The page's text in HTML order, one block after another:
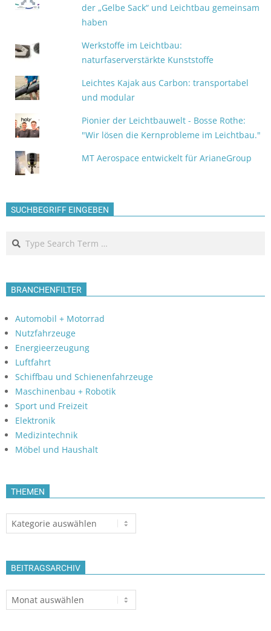
der „Gelbe Sack“ und Leichtbau gemeinsam
haben
Werkstoffe im Leichtbau:
naturfaserverstärkte Kunststoffe
Leichtes Kajak aus Carbon: transportabel
und modular
Pionier der Leichtbauwelt - Bosse Rothe:
"Wir lösen die Kernprobleme im Leichtbau."
MT Aerospace entwickelt für ArianeGroup
SUCHBEGRIFF EINGEBEN
Search
BRANCHENFILTER
Automobil + Motorrad
Nutzfahrzeuge
Energieerzeugung
Luftfahrt
Schiffbau und Schienenfahrzeuge
Maschinenbau + Robotik
Sport und Freizeit
Elektronik
Medizintechnik
Möbel und Haushalt
THEMEN
Themen
BEITRAGSARCHIV
Beitragsarchiv